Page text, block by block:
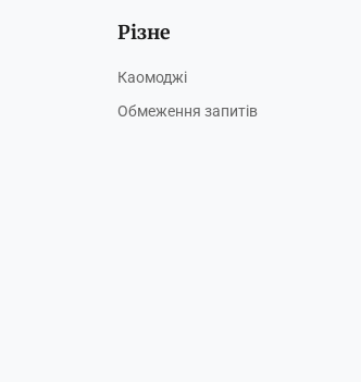
Різне
Каомоджі
Обмеження запитів